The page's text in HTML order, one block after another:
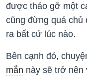
được tháo gỡ một
cũng đừng quá chủ
ra bất cứ lúc nào.
Bên cạnh đó,
mắn này sẽ trở nên